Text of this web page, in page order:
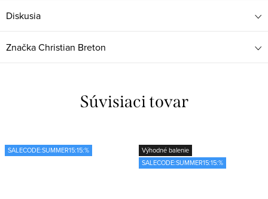
Diskusia
ZnačkaChristian Breton
Súvisiaci tovar
SALECODE:SUMMER15:15:%
Výhodné balenie
SALECODE:SUMMER15:15:%